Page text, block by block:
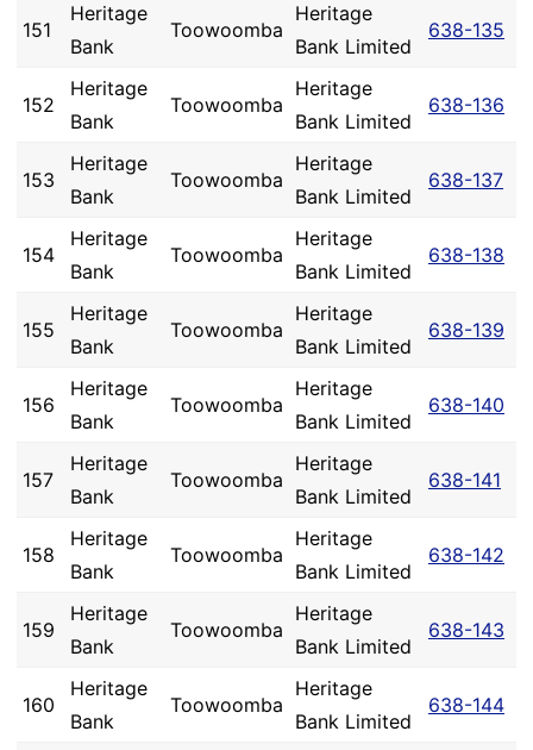
151
Heritage
Bank
Toowoomba
Heritage
Bank Limited
638-135
152
Heritage
Bank
Toowoomba
Heritage
Bank Limited
638-136
153
Heritage
Bank
Toowoomba
Heritage
Bank Limited
638-137
154
Heritage
Bank
Toowoomba
Heritage
Bank Limited
638-138
155
Heritage
Bank
Toowoomba
Heritage
Bank Limited
638-139
156
Heritage
Bank
Toowoomba
Heritage
Bank Limited
638-140
157
Heritage
Bank
Toowoomba
Heritage
Bank Limited
638-141
158
Heritage
Bank
Toowoomba
Heritage
Bank Limited
638-142
159
Heritage
Bank
Toowoomba
Heritage
Bank Limited
638-143
160
Heritage
Bank
Toowoomba
Heritage
Bank Limited
638-144